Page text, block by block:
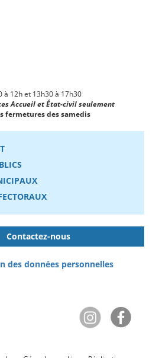
à 12h et 13h30 à 17h30
Accueil et État-civil seulement
fermetures des samedis
Contactez-nous
des données personnelles